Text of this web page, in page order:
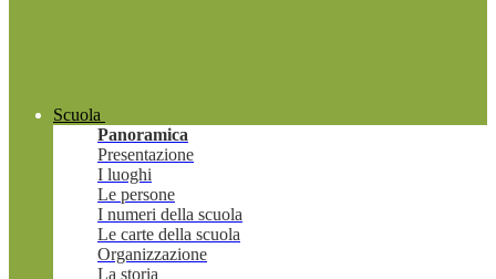
Scuola
Panoramica
Presentazione
I luoghi
Le persone
I numeri della scuola
Le carte della scuola
Organizzazione
La storia